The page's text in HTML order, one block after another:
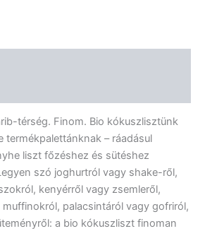
térség. Finom. Bio kókuszlisztünk
termékpalettánknak – ráadásul
liszt főzéshez és sütéshez
szó joghurtról vagy shake-ről,
kenyérről vagy zsemleről,
palacsintáról vagy gofriról,
a bio kókuszliszt finoman